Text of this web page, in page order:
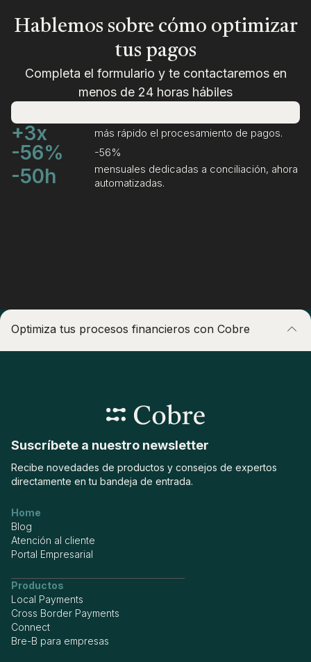
Hablemos sobre cómo optimizar
tus pagos
Completa el formulario y te contactaremos en
menos de 24 horas hábiles
+3x más rápido el procesamiento de pagos.
-56% -56%
-50h
mensuales dedicadas a conciliación, ahora
automatizadas.
Optimiza tus procesos financieros con Cobre
Suscríbete a nuestro newsletter
Recibe novedades de productos y consejos de expertos
directamente en tu bandeja de entrada.
Home
Blog
Atención al cliente
Portal Empresarial
Productos
Local Payments
Cross Border Payments
Connect
Bre-B para empresas